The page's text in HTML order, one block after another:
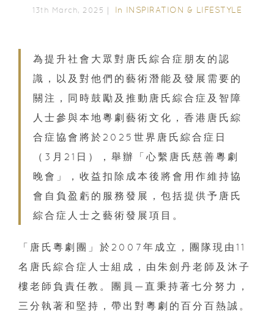
13th March, 2025｜ In INSPIRATION & LIFESTYLE
為提升社會大眾對唐氏綜合症朋友的認
識，以及對他們的藝術潛能及發展需要的
關注，同時鼓勵及推動唐氏綜合症及智障
人士參與本地粵劇藝術文化，香港唐氏綜
合症協會將於2025世界唐氏綜合症日
（3月21日），舉辦「心繫唐氏慈善粵劇
晚會」，收益扣除成本後將會用作維持協
會自負盈虧的服務發展，包括提供予唐氏
綜合症人士之藝術發展項目。
「唐氏粵劇團」於2007年成立，團隊現由11
名唐氏綜合症人士組成，由朱劍丹老師及沐子
樓老師負責任教。團員—直秉持著七分努力，
三分執著和堅持，帶出對粵劇的百分百熱誠。